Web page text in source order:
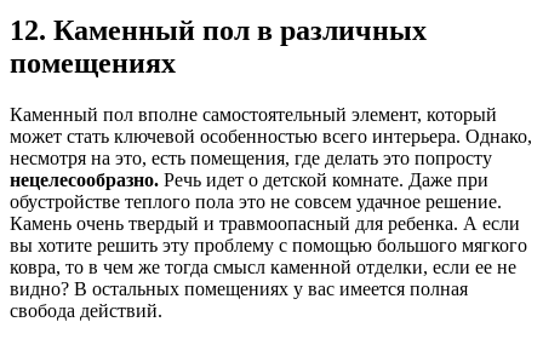
12. Каменный пол в различных
помещениях
Каменный пол вполне самостоятельный элемент, который
может стать ключевой особенностью всего интерьера. Однако,
несмотря на это, есть помещения, где делать это попросту
нецелесообразно. Речь идет о детской комнате. Даже при
обустройстве теплого пола это не совсем удачное решение.
Камень очень твердый и травмоопасный для ребенка. А если
вы хотите решить эту проблему с помощью большого мягкого
ковра, то в чем же тогда смысл каменной отделки, если ее не
видно? В остальных помещениях у вас имеется полная
свобода действий.